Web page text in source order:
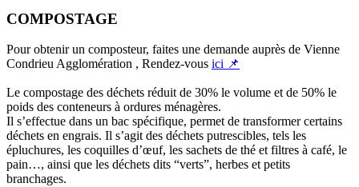
COMPOSTAGE
Pour obtenir un composteur, faites une demande auprès de Vienne
Condrieu Agglomération , Rendez-vous ici 📌
Le compostage des déchets réduit de 30% le volume et de 50% le
poids des conteneurs à ordures ménagères.
Il s’effectue dans un bac spécifique, permet de transformer certains
déchets en engrais. Il s’agit des déchets putrescibles, tels les
épluchures, les coquilles d’œuf, les sachets de thé et filtres à café, le
pain…, ainsi que les déchets dits “verts”, herbes et petits
branchages.